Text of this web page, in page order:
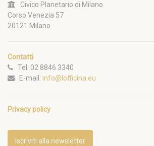
Civico Planetario di Milano
Corso Venezia 57
20121 Milano
Contatti
Tel. 02 8846 3340
E-mail: info@lofficina.eu
Privacy policy
Iscriviti alla newsletter